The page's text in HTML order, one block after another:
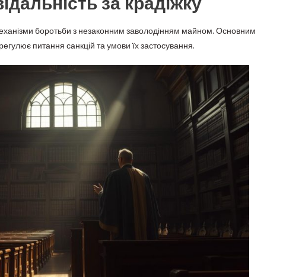
боротьби з незаконним заволодінням майном. Основним
питання санкцій та умови їх застосування.